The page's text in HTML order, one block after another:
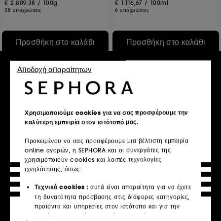
€ 2.809,38 / 100g
38 αποχρώσεις
Προσθήκη στο καλάθι
€ 1.116,67 / 100ml
6 αποχρώσεις
Προσθήκη στο καλάθι
BOBBI BROWN
Crushed Lip Color
Από:€ 43,95
€ 1.156,58 / 100g
6 αποχρώσεις
SHISEIDO
POP PowderGel Eye Shadow
€ 22,17
€ 923,75 /100g
6 αποχρώσεις
Χρησιμοποιούμε cookies για να σας προσφέρουμε την
καλύτερη εμπειρία στον ιστότοπό μας.
Προκειμένου να σας προσφέρουμε μια βέλτιστη εμπειρία
online αγορών, η SEPHORA και οι συνεργάτες της
χρησιμοποιούν cookies και λοιπές τεχνολογίες
ιχνηλάτησης, όπως:
Τεχνικά cookies : αυτά είναι απαραίτητα για να έχετε
τη δυνατότητα πρόσβασης στις διάφορες κατηγορίες,
προϊόντα και υπηρεσίες στον ιστότοπο και για την
ασφάλεια του ιστότοπου. Είναι απαραίτητα για την
Αποδοχή απαραίτητων